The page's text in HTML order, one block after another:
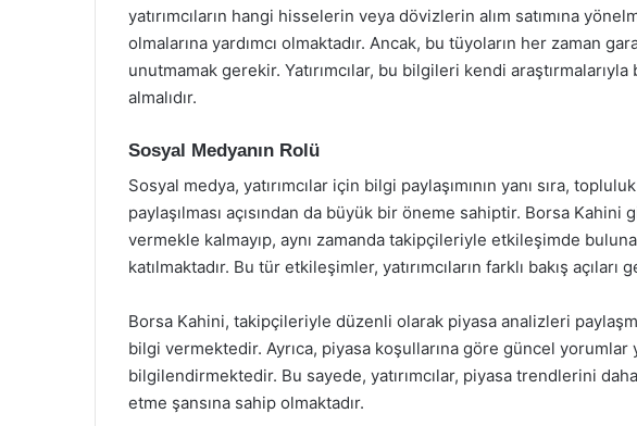
yatırımcıların hangi hisselerin veya dövizlerin alım satımına
olmalarına yardımcı olmaktadır. Ancak, bu tüyoların her zaman
unutmamak gerekir. Yatırımcılar, bu bilgileri kendi
almalıdır.
Sosyal Medyanın Rolü
Sosyal medya, yatırımcılar için bilgi paylaşımının yanı sıra,
paylaşılması açısından da büyük bir öneme sahiptir. Borsa Kahini
vermekle kalmayıp, aynı zamanda takipçileriyle etkileşimde
katılmaktadır. Bu tür etkileşimler, yatırımcıların farklı bakış
Borsa Kahini, takipçileriyle düzenli olarak piyasa analizleri
bilgi vermektedir. Ayrıca, piyasa koşullarına göre güncel
bilgilendirmektedir. Bu sayede, yatırımcılar, piyasa trendlerini
etme şansına sahip olmaktadır.